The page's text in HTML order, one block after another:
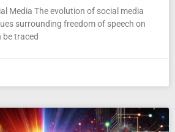
Media The evolution of social media
surrounding freedom of speech on
traced